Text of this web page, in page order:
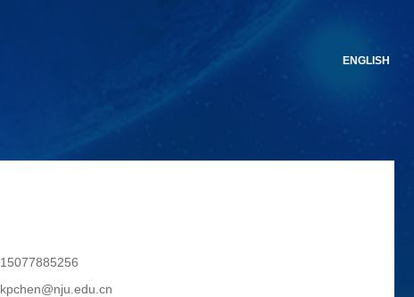
ENGLISH
15077885256
kpchen@nju.edu.cn